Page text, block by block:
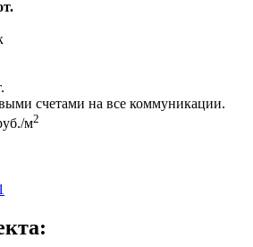
счетами на все коммуникации.
м2